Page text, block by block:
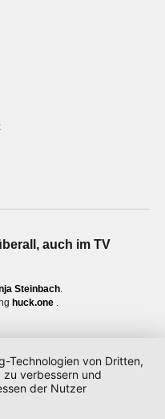
auch im TV
Steinbach
huck.one
Technologien von Dritten,
verbessern und
der Nutzer